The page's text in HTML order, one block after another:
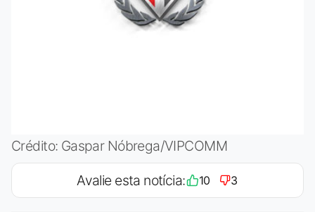
Crédito: Gaspar Nóbrega/VIPCOMM
Avalie esta notícia: 10 3